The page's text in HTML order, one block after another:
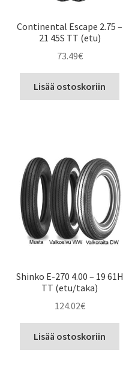
Continental Escape 2.75 –
21 45S TT (etu)
73.49€
Lisää ostoskoriin
Shinko E-270 4.00 – 19 61H
TT (etu/taka)
124.02€
Lisää ostoskoriin